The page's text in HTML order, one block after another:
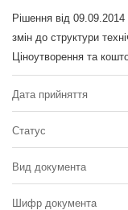
Рішення від
змін до структури
Ціноутворення та
Дата прийняття
Статус
Вид документа
Шифр документа